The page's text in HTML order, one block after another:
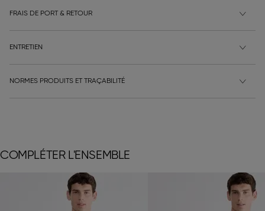
FRAIS DE PORT & RETOUR
ENTRETIEN
NORMES PRODUITS ET TRAÇABILITÉ
COMPLÉTER L'ENSEMBLE